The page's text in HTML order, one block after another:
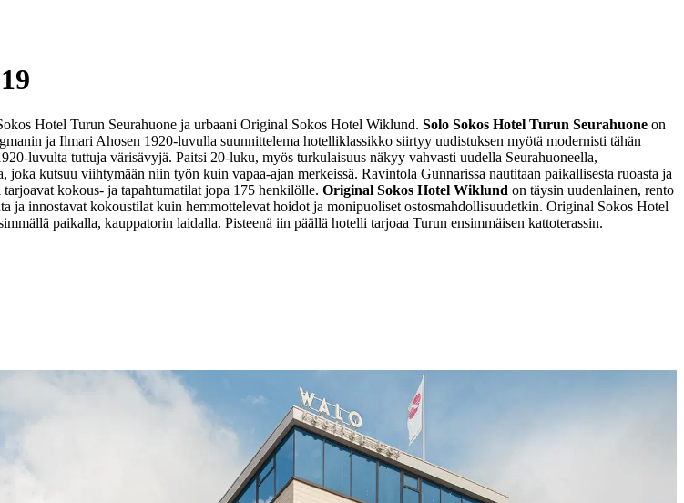
Hotel Turun Seurahuone ja urbaani Original Sokos Hotel Wiklund. Solo Sokos Hotel Turun Seurahuone on
ja Ilmari Ahosen 1920-luvulla suunnittelema hotelliklassikko siirtyy uudistuksen myötä modernisti tähän
luvulta tuttuja värisävyjä. Paitsi 20-luku, myös turkulaisuus näkyy vahvasti uudella Seurahuoneella,
kutsuu viihtymään niin työn kuin vapaa-ajan merkeissä. Ravintola Gunnarissa nautitaan paikallisesta ruoasta ja
kokous- ja tapahtumatilat jopa 175 henkilölle. Original Sokos Hotel Wiklund on täysin uudenlainen, rento
innostavat kokoustilat kuin hemmottelevat hoidot ja monipuoliset ostosmahdollisuudetkin. Original Sokos Hotel
paikalla, kauppatorin laidalla. Pisteenä iin päällä hotelli tarjoaa Turun ensimmäisen kattoterassin.